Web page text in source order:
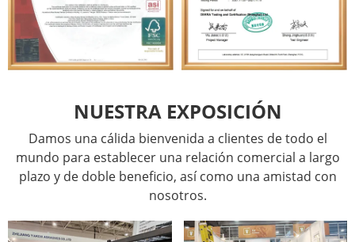
NUESTRA EXPOSICIÓN
Damos una cálida bienvenida a clientes de todo el
mundo para establecer una relación comercial a largo
plazo y de doble beneficio, así como una amistad con
nosotros.